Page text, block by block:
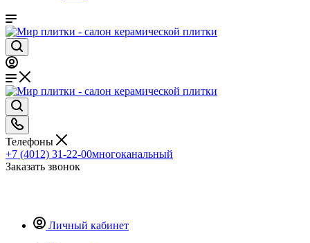
Телефоны
+7 (4012) 31-22-00многоканальный
Заказать звонок
Личный кабинет